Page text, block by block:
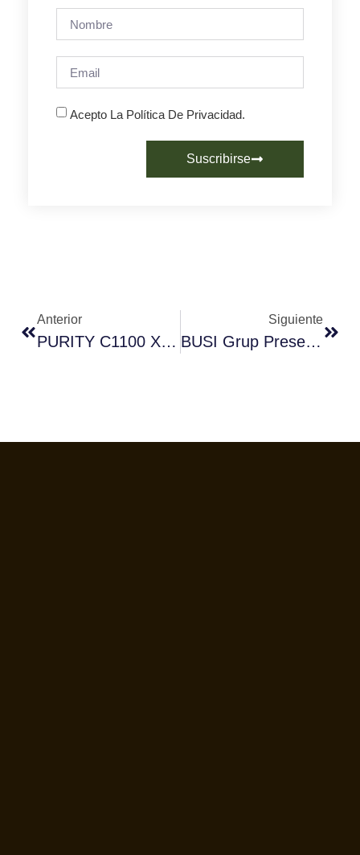
Acepto La Política De Privacidad.
Suscribirse
Anterior
PURITY C1100 XtraSafe: Doble Protección Frente Al Agua Corrosiva Para Cafeteras Y Hornos De Vapor
Siguiente
BUSI Grup Presenta Sus Nuevas Cápsulas Compostables Compatibles Con Nespresso®